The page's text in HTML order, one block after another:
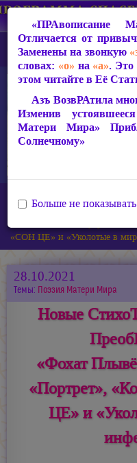
Новые СтихоТварения
«СОН ЦЕ» и «Уколотые в
28.10.2021
Темы: Поэзия Матери Мира
Новые
«Фохат
«Портрет»,
ЦЕ» и
Отличается от
Заменены на звонкую
словах: «о» на «а». Это
этом читайте в Её
Азъ ВозвРАтила
Изменив
Матери Мира»
Солнечному»
Больше не показывать